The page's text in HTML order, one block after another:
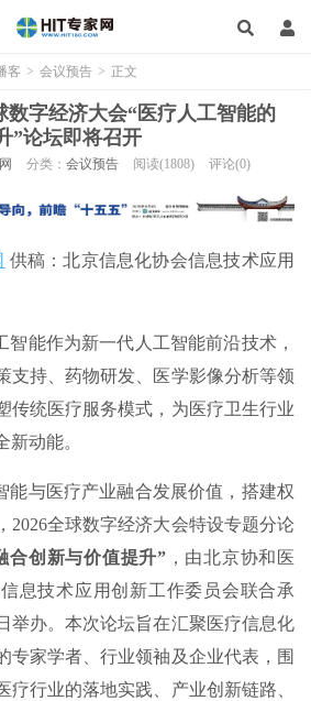
客 > 会议预告 > 正文
数字经济大会“医疗人工智能的
”论坛即将召开
分类： 会议预告 阅读(1808) 评论(0)
供稿：北京信息化协会信息技术应用
智能作为新一代人工智能前沿技术，
支持、药物研发、医学影像分析等领
传统医疗服务模式，为医疗卫生行业
动能。
能与医疗产业融合发展价值，搭建权
2026全球数字经济大会特设专题分论
合创新与价值提升”，由北京协和医
息技术应用创新工作委员会联合承
举办。本次论坛旨在汇聚医疗信息化
专家学者、行业领袖及企业代表，围
疗行业的落地实践、产业创新链路、